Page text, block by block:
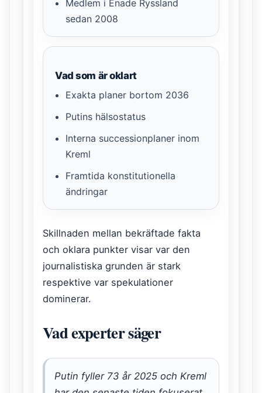
Medlem i Enade Ryssland
sedan 2008
Vad som är oklart
Exakta planer bortom 2036
Putins hälsostatus
Interna successionplaner inom
Kreml
Framtida konstitutionella
ändringar
Skillnaden mellan bekräftade fakta
och oklara punkter visar var den
journalistiska grunden är stark
respektive var spekulationer
dominerar.
Vad experter säger
Putin fyller 73 år 2025 och Kreml